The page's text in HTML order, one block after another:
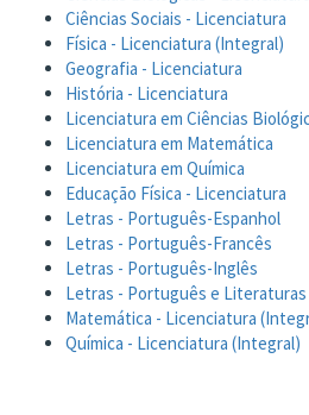
Ciências Sociais - Licenciatura
Física - Licenciatura (Integral)
Geografia - Licenciatura
História - Licenciatura
Licenciatura em Ciências
Licenciatura em Matemática
Licenciatura em Química
Educação Física - Licenciatura
Letras - Português-Espanhol
Letras - Português-Francês
Letras - Português-Inglês
Letras - Português e
Matemática - Licenciatura
Química - Licenciatura (Integral)